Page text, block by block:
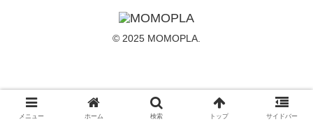
© 2025 MOMOPLA.
メニュー ホーム 検索 トップ サイドバー